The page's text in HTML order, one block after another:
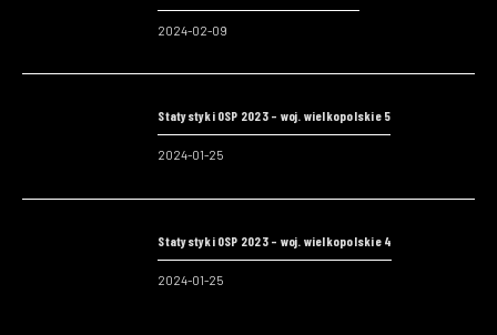
2024-02-09
Statystyki OSP 2023 – woj. wielkopolskie 5
2024-01-25
Statystyki OSP 2023 – woj. wielkopolskie 4
2024-01-25